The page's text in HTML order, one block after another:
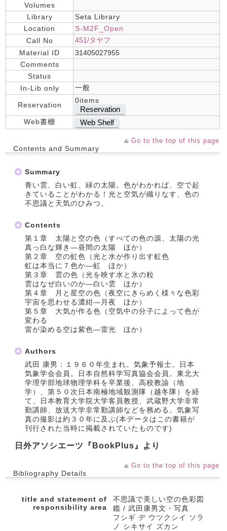
Volumes
Library
Seta Library
Location
S-M2F_Open
Call No
451/タヤフ
Material ID
31405027955
Comments
Status
In-Lib only
一般
Reservation
0items
Reservation
Web書棚 Web Shelf
Go to the top of this page
Contents and Summary
Summary
青い雲、白い虹、緑の太陽。色がわかれば、空で起
きていることがわかる！光と空気が織りなす、色の
不思議と天気のひみつ。
Contents
第１章 太陽と空の色（すべての色の源、太陽の光
真っ白な輝き―昼間の太陽 ほか）
第２章 空の虹色（光と水が作り出す虹色
虹は本当に７色か―虹 ほか）
第３章 雲の色（光を映す水と氷の粒
雲はなぜ白いのか―白い雲 ほか）
第４章 月と星空の色（夜空にきらめく様々な色彩
宇宙を思わせる濃紺―月夜 ほか）
第５章 大気が作る色（空気中の分子によって色が
変わる
雷が染める空は紫色―雷光 ほか）
Authors
武田 康男：１９６０年生まれ。気象予報士。日本
気象学会会員。日本自然科学写真協会会員。東北大
学理学部地球物理学科を卒業後、高校教諭（地
学）、第５０次日本南極地域観測隊（越冬隊）を経
て、日本教育大学院大学客員教授、武蔵野大学非常
勤講師、放送大学非常勤講師などを務める。気象写
真の撮影は約３０年に及ぶ(本データはこの書籍が
刊行された当時に掲載されていたものです)
日外アソシエーツ『BookPlus』より
Go to the top of this page
Bibliography Details
title and statement of
responsibility area
不思議で美しい空の色彩図
鑑 / 武田康男文・写真
フシギ デ ウツクシイ ソラ
ノ シキサイ ズカン